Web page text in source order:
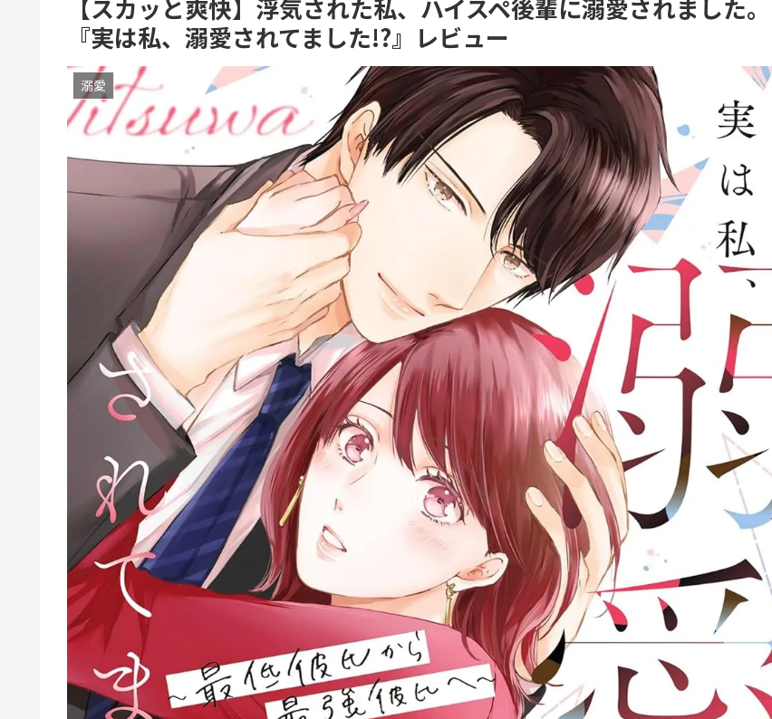
【スカッと爽快】浮気された私、ハイスペ後輩に溺愛されました。
『実は私、溺愛されてました!?』レビュー
溺愛